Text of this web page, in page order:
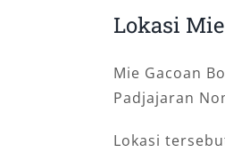
Lokasi
Mie Gacoan
Padjajaran
Lokasi